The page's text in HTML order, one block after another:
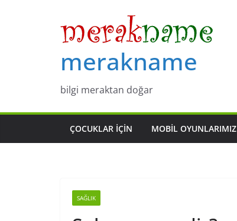
merakname
bilgi meraktan doğar
ÇOCUKLAR IÇIN MOBIL OYUNLARIMIZ
SAĞLIK